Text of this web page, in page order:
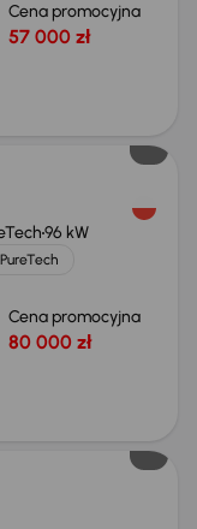
Cena promocyjna
57 000 zł
96 kW
PureTech
Cena promocyjna
80 000 zł